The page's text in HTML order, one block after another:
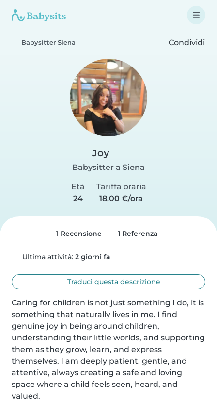
Babysitter Siena Condividi
Joy
Babysitter a Siena
Età
24
Tariffa oraria
18,00 €/ora
1 Recensione 1 Referenza
Ultima attività: 2 giorni fa
Traduci questa descrizione
Caring for children is not just something I do, it is
something that naturally lives in me. I find
genuine joy in being around children,
understanding their little worlds, and supporting
them as they grow, learn, and express
themselves. I am deeply patient, gentle, and
attentive, always creating a safe and loving
space where a child feels seen, heard, and
valued.